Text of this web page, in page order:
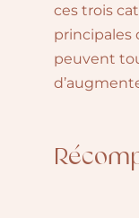
ces trois
principales
peuvent